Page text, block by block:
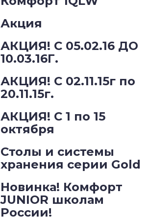
Акция
АКЦИЯ! С 05.02.16 ДО
10.03.16Г.
АКЦИЯ! С 02.11.15г по
20.11.15г.
АКЦИЯ! С 1 по 15
октября
Столы и системы
хранения серии Gold
Новинка! Комфорт
JUNIOR школам
России!